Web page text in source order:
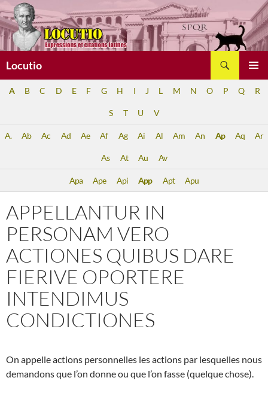
Aller
au
contenu
Locutio
A B C D E F G H I J L M N O P Q R
S T U V
A. Ab Ac Ad Ae Af Ag Ai Al Am An Ap Aq Ar
As At Au Av
Apa Ape Api App Apt Apu
APPELLANTUR IN
PERSONAM VERO
ACTIONES QUIBUS DARE
FIERIVE OPORTERE
INTENDIMUS
CONDICTIONES
On appelle actions personnelles les actions par lesquelles nous
demandons que l’on donne ou que l’on fasse (quelque chose).